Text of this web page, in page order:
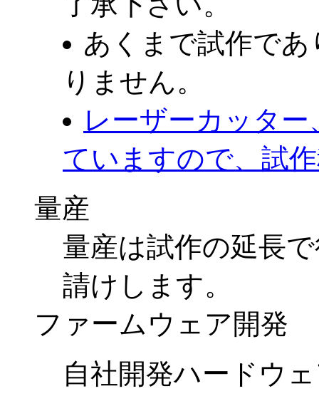
あくまで試作で
りません。
レーザーカッタ
ていますので、試
量産
量産は試作の延長
請けします。
ファームウェア開発
自社開発ハードウ